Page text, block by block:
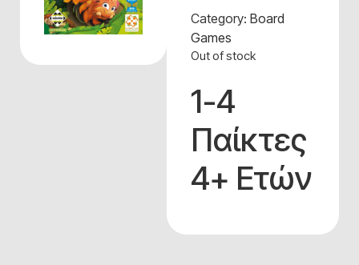
Category: Board
Games
Out of stock
1-4
Παίκτες
4+ Ετών